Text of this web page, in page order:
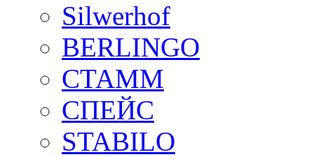
Silwerhof
BERLINGO
СТАММ
СПЕЙС
STABILO